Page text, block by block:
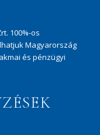
100%-os
Magyarország
és pénzügyi